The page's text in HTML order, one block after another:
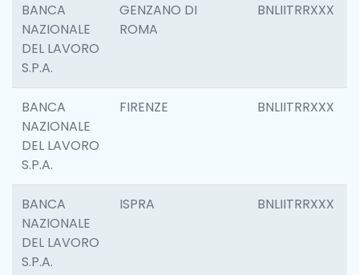
BANCA
NAZIONALE
DEL LAVORO
S.P.A.
GENZANO DI
ROMA
BNLIITRRXXX
BANCA
NAZIONALE
DEL LAVORO
S.P.A.
FIRENZE BNLIITRRXXX
BANCA
NAZIONALE
DEL LAVORO
S.P.A.
ISPRA BNLIITRRXXX